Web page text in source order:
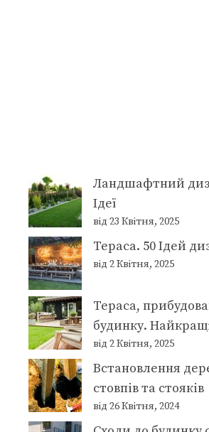
Ландшафтний
Ідеї
від 23 Квітня, 2025
Тераса. 50 Ідей
від 2 Квітня, 2025
Тераса,
будинку.
від 2 Квітня, 2025
Встановлення
стовпів та стояків
від 26 Квітня, 2024